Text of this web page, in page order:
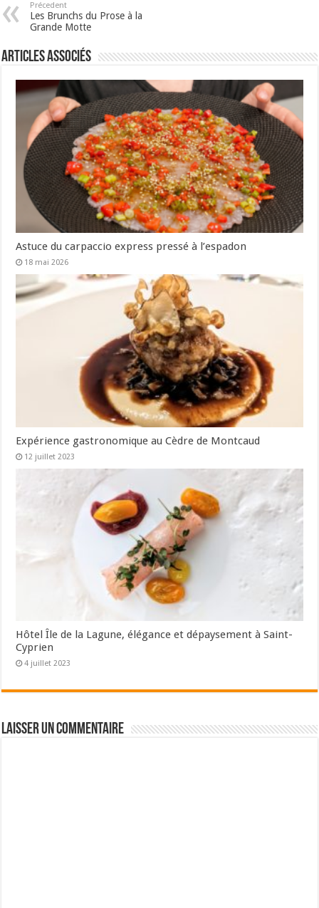
Précedent
Les Brunchs du Prose à la
Grande Motte
Articles associés
Astuce du carpaccio express pressé à l’espadon
18 mai 2026
Expérience gastronomique au Cèdre de Montcaud
12 juillet 2023
Hôtel Île de la Lagune, élégance et dépaysement à Saint-
Cyprien
4 juillet 2023
Laisser un commentaire